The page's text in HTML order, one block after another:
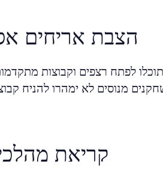
הצבת אריחים
לפתח רצפים וקבוצות
מנוסים לא ימהרו להניח
קריאת